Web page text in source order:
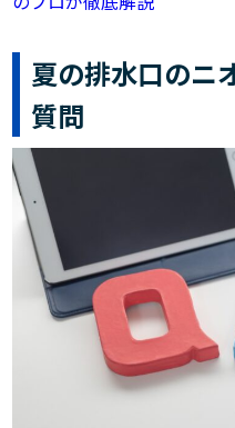
夏の排水口のニ
質問